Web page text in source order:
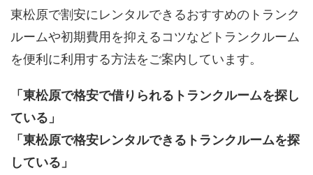
東松原で割安にレンタルできるおすすめのトランク
ルームや初期費用を抑えるコツなどトランクルーム
を便利に利用する方法をご案内しています。
「東松原で格安で借りられるトランクルームを探し
ている」
「東松原で格安レンタルできるトランクルームを探
している」